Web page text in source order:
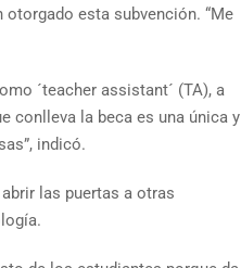
otorgado esta subvención. “Me
´teacher assistant´ (TA), a
conlleva la beca es una única y
indicó.
las puertas a otras